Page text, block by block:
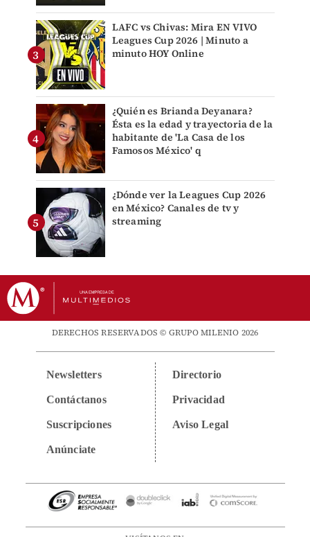
LAFC vs Chivas: Mira EN VIVO
Leagues Cup 2026 | Minuto a
minuto HOY Online
¿Quién es Brianda Deyanara?
Ésta es la edad y trayectoria de la
habitante de 'La Casa de los
Famosos México' q
¿Dónde ver la Leagues Cup 2026
en México? Canales de tv y
streaming
DERECHOS RESERVADOS © GRUPO MILENIO 2026
Newsletters
Contáctanos
Suscripciones
Anúnciate
Directorio
Privacidad
Aviso Legal